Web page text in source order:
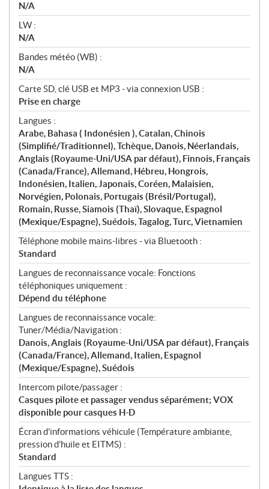
N/A
LW :
N/A
Bandes météo (WB) :
N/A
Carte SD, clé USB et MP3 - via connexion USB :
Prise en charge
Langues :
Arabe, Bahasa ( Indonésien ), Catalan, Chinois
(Simplifié/Traditionnel), Tchèque, Danois, Néerlandais,
Anglais (Royaume-Uni/USA par défaut), Finnois, Français
(Canada/France), Allemand, Hébreu, Hongrois,
Indonésien, Italien, Japonais, Coréen, Malaisien,
Norvégien, Polonais, Portugais (Brésil/Portugal),
Romain, Russe, Siamois (Thaï), Slovaque, Espagnol
(Mexique/Espagne), Suédois, Tagalog, Turc, Vietnamien
Téléphone mobile mains-libres - via Bluetooth :
Standard
Langues de reconnaissance vocale: Fonctions
téléphoniques uniquement :
Dépend du téléphone
Langues de reconnaissance vocale:
Tuner/Média/Navigation :
Danois, Anglais (Royaume-Uni/USA par défaut), Français
(Canada/France), Allemand, Italien, Espagnol
(Mexique/Espagne), Suédois
Intercom pilote/passager :
Casques pilote et passager vendus séparément; VOX
disponible pour casques H-D
Écran d’informations véhicule (Température ambiante,
pression d’huile et EITMS) :
Standard
Langues TTS :